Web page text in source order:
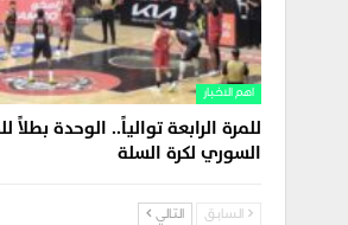
اهم الاخبار
للمرة الرابعة توالياً.. الوحدة بطلاً
السوري لكرة السلة
السابق التالي